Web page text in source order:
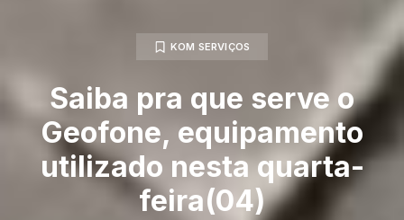
KOM SERVIÇOS
Saiba pra que serve o
Geofone, equipamento
utilizado nesta quarta-
feira(04)